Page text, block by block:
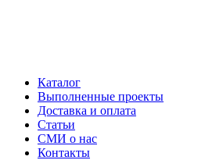
Каталог
Выполненные проекты
Доставка и оплата
Статьи
СМИ о нас
Контакты